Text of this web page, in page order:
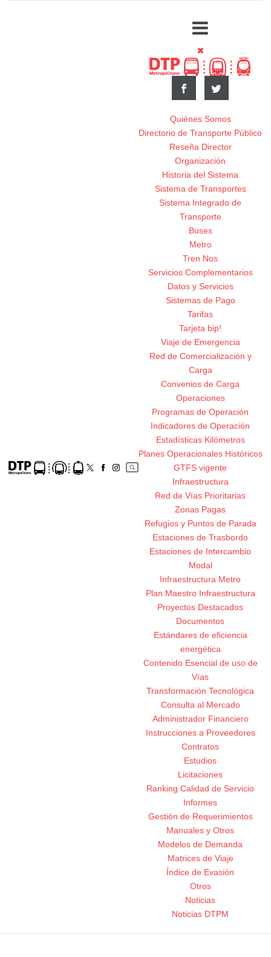
Quiénes Somos
Directorio de Transporte Público
Reseña Director
Organización
Historia del Sistema
Sistema de Transportes
Sistema Integrado de
Transporte
Buses
Metro
Tren Nos
Servicios Complementarios
Datos y Servicios
Sistemas de Pago
Tarifas
Tarjeta bip!
Viaje de Emergencia
Red de Comercialización y
Carga
Convenios de Carga
Operaciones
Programas de Operación
Indicadores de Operación
Estadísticas Kilómetros
Planes Operacionales Históricos
GTFS vigente
Infraestructura
Red de Vías Prioritarias
Zonas Pagas
Refugios y Puntos de Parada
Estaciones de Trasbordo
Estaciones de Intercambio
Modal
Infraestructura Metro
Plan Maestro Infraestructura
Proyectos Destacados
Documentos
Estándares de eficiencia
energética
Contenido Esencial de uso de
Vías
Transformación Tecnológica
Consulta al Mercado
Administrador Financiero
Instrucciones a Proveedores
Contratos
Estudios
Licitaciones
Ranking Calidad de Servicio
Informes
Gestión de Requerimientos
Manuales y Otros
Modelos de Demanda
Matrices de Viaje
Índice de Evasión
Otros
Noticias
Noticias DTPM